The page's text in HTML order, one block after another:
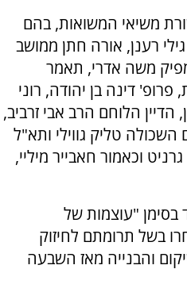
משיאי המשואות, בהם
רענן, אורה חתן ממושב
משה אדרי, תאמר
דינה בן יהודה, רוני
הלוחם הרב אבי זרביב,
טליק גווילי ותא"ל
וכאמור חאבייר מיליי,
"עוצמות של
בשל תרומתם לחיזוק
והבנייה מאז השבעה